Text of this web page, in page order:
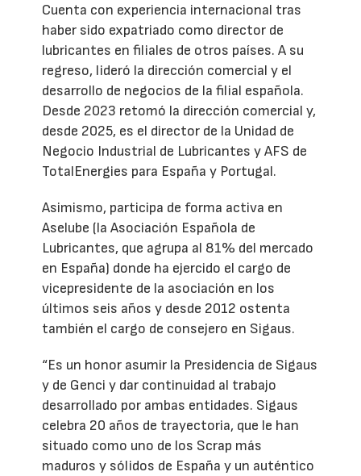
Cuenta con experiencia internacional tras
haber sido expatriado como director de
lubricantes en filiales de otros países. A su
regreso, lideró la dirección comercial y el
desarrollo de negocios de la filial española.
Desde 2023 retomó la dirección comercial y,
desde 2025, es el director de la Unidad de
Negocio Industrial de Lubricantes y AFS de
TotalEnergies para España y Portugal.
Asimismo, participa de forma activa en
Aselube (la Asociación Española de
Lubricantes, que agrupa al 81% del mercado
en España) donde ha ejercido el cargo de
vicepresidente de la asociación en los
últimos seis años y desde 2012 ostenta
también el cargo de consejero en Sigaus.
“Es un honor asumir la Presidencia de Sigaus
y de Genci y dar continuidad al trabajo
desarrollado por ambas entidades. Sigaus
celebra 20 años de trayectoria, que le han
situado como uno de los Scrap más
maduros y sólidos de España y un auténtico